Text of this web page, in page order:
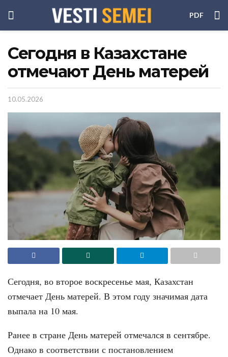
PDF
Сегодня в Казахстане
отмечают День матерей
10.05.2026
Сегодня, во второе воскресенье мая, Казахстан
отмечает День матерей. В этом году значимая дата
выпала на 10 мая.
Ранее в стране День матерей отмечался в сентябре.
Однако в соответствии с постановлением